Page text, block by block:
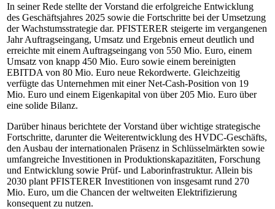
In seiner Rede stellte der Vorstand die erfolgreiche Entwicklung
des Geschäftsjahres 2025 sowie die Fortschritte bei der Umsetzung
der Wachstumsstrategie dar. PFISTERER steigerte im vergangenen
Jahr Auftragseingang, Umsatz und Ergebnis erneut deutlich und
erreichte mit einem Auftragseingang von 550 Mio. Euro, einem
Umsatz von knapp 450 Mio. Euro sowie einem bereinigten
EBITDA von 80 Mio. Euro neue Rekordwerte. Gleichzeitig
verfügte das Unternehmen mit einer Net-Cash-Position von 19
Mio. Euro und einem Eigenkapital von über 205 Mio. Euro über
eine solide Bilanz.
Darüber hinaus berichtete der Vorstand über wichtige strategische
Fortschritte, darunter die Weiterentwicklung des HVDC-Geschäfts,
den Ausbau der internationalen Präsenz in Schlüsselmärkten sowie
umfangreiche Investitionen in Produktionskapazitäten, Forschung
und Entwicklung sowie Prüf- und Laborinfrastruktur. Allein bis
2030 plant PFISTERER Investitionen von insgesamt rund 270
Mio. Euro, um die Chancen der weltweiten Elektrifizierung
konsequent zu nutzen.